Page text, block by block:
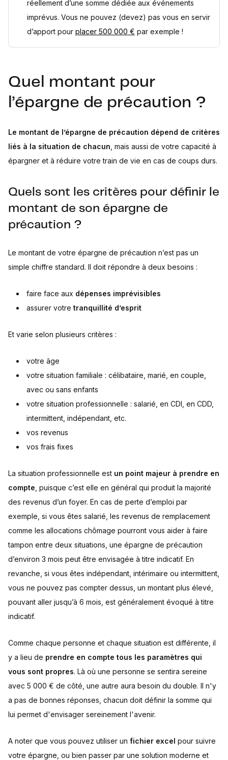
réellement d’une somme dédiée aux événements
imprévus. Vous ne pouvez (devez) pas vous en servir
d’apport pour placer 500 000 € par exemple !
Quel montant pour
l’épargne de précaution ?
Le montant de l’épargne de précaution dépend de critères
liés à la situation de chacun , mais aussi de votre capacité à
épargner et à réduire votre train de vie en cas de coups durs.
Quels sont les critères pour définir le
montant de son épargne de
précaution ?
Le montant de votre épargne de précaution n’est pas un
simple chiffre standard. Il doit répondre à deux besoins :
faire face aux dépenses imprévisibles
assurer votre tranquillité d’esprit
Et varie selon plusieurs critères :
votre âge
votre situation familiale : célibataire, marié, en couple,
avec ou sans enfants
votre situation professionnelle : salarié, en CDI, en CDD,
intermittent, indépendant, etc.
vos revenus
vos frais fixes
La situation professionnelle est un point majeur à prendre en
compte , puisque c’est elle en général qui produit la majorité
des revenus d’un foyer. En cas de perte d’emploi par
exemple, si vous êtes salarié, les revenus de remplacement
comme les allocations chômage pourront vous aider à faire
tampon entre deux situations, une épargne de précaution
d’environ 3 mois peut être envisagée à titre indicatif. En
revanche, si vous êtes indépendant, intérimaire ou intermittent,
vous ne pouvez pas compter dessus, un montant plus élevé,
pouvant aller jusqu’à 6 mois, est généralement évoqué à titre
indicatif.
Comme chaque personne et chaque situation est différente, il
y a lieu de prendre en compte tous les paramètres qui
vous sont propres. Là où une personne se sentira sereine
avec 5 000 € de côté, une autre aura besoin du double. Il n'y
a pas de bonnes réponses, chacun doit définir la somme qui
lui permet d'envisager sereinement l'avenir.
A noter que vous pouvez utiliser un fichier excel pour suivre
votre épargne, ou bien passer par une solution moderne et